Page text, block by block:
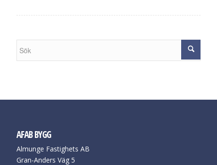
AFAB BYGG
Almunge Fastighets AB
Gran-Anders Väg 5